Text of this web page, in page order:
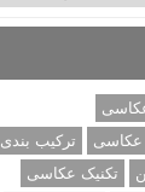
عکاسی
عکاسی
ترکیب بندی
تکنیک عکاسی